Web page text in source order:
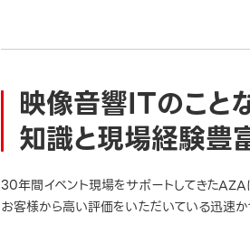
映像音響ITのこと
知識と現場経験豊
30年間イベント現場をサポートしてきたAZA
お客様から高い評価をいただいている迅速か